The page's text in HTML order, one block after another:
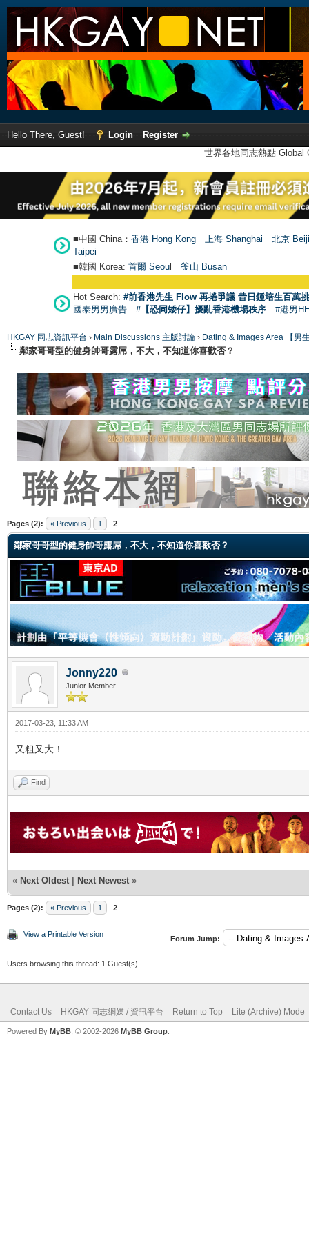
Hello There, Guest! Login
Register
世界各地同志熱點
■中國 China： 香港 Hong Kong 上海 Shanghai
北京
Taipei
■韓國 Korea: 首爾 Seoul 釜山 Busan
Hot Search: #前香港先生 Flow 再捲爭議 昔日鍾培生百萬
國泰男男廣告
#【恐同矮仔】擾亂香港機場秩序 #港男
HKGAY 同志資訊平台 › Main Discussions 主版討論 › Dating & Images Area 【男
鄰家哥哥型的健身帥哥露屌，不大，不知道你喜歡否？
Pages (2): « Previous 1 2
鄰家哥哥型的健身帥哥露屌，不大，不知道你喜歡否？
Jonny220
Junior Member
2017-03-23, 11:33 AM
又粗又大！
Find
« Next Oldest | Next Newest »
Pages (2): « Previous 1 2
View a Printable Version
Forum Jump:
Users browsing this thread: 1 Guest(s)
Contact Us HKGAY 同志網媒 / 資訊平台 Return to Top Lite (Archive) Mode
Powered By MyBB , © 2002-2026 MyBB Group